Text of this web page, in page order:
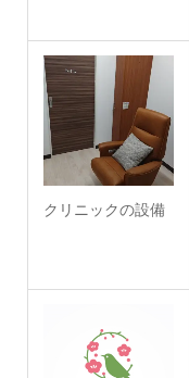
クリニックの設備